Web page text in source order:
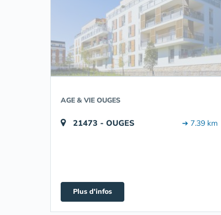
AGE & VIE OUGES
21473 - OUGES ➔ 7.39 km
Plus d'infos